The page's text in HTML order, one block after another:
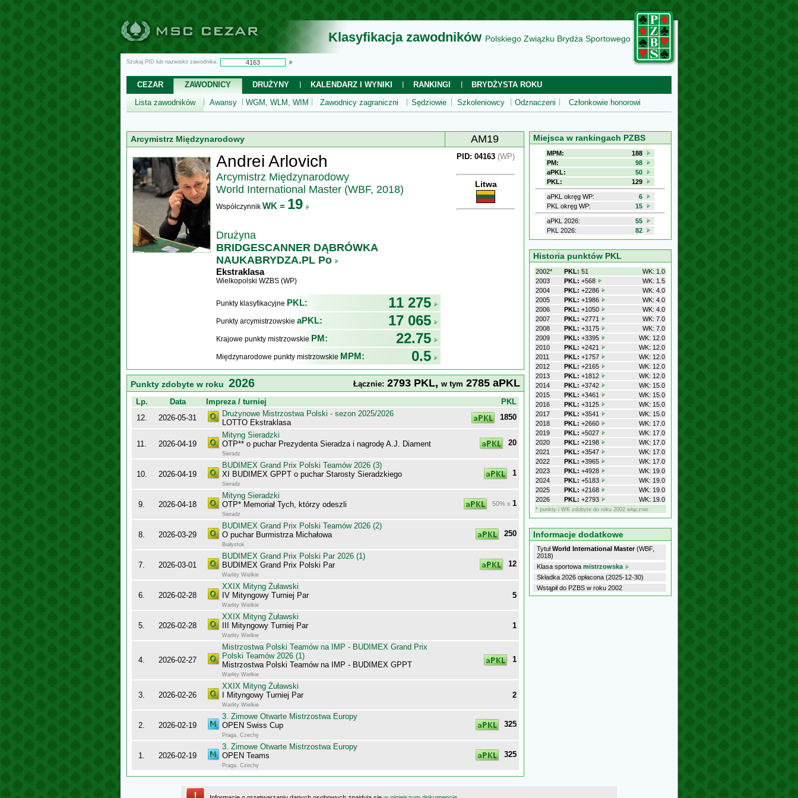
Klasyfikacja zawodników Polskiego Związku Brydża Sportowego
Szukaj PID lub nazwisko zawodnika:
CEZAR ZAWODNICY DRUŻYNY KALENDARZ I WYNIKI RANKINGI
BRYDŻYSTA ROKU
Lista zawodników
Awansy WGM, WLM, WIM Zawodnicy zagraniczni Sędziowie Szkoleniowcy Odznaczeni Członkowie honorowi
Arcymistrz Międzynarodowy AM19
Andrei Arlovich
Arcymistrz Międzynarodowy
World International Master (WBF, 2018)
Współczynnik WK = 19
Drużyna
BRIDGESCANNER DĄBRÓWKA
NAUKABRYDZA.PL Po
Ekstraklasa
Wielkopolski WZBS (WP)
Punkty klasyfikacyjne PKL: 11 275
Punkty arcymistrzowskie aPKL: 17 065
Krajowe punkty mistrzowskie PM: 22.75
Międzynarodowe punkty mistrzowskie MPM: 0.5
PID: 04163 (WP)
Litwa
Punkty zdobyte w roku 2026 Łącznie: 2793 PKL, w tym 2785 aPKL
Lp. Data Impreza / turniej
PKL
12.
2026-05-31
Drużynowe Mistrzostwa Polski - sezon 2025/2026
LOTTO Ekstraklasa
1850
11. 2026-04-19
Mityng Sieradzki
OTP** o puchar Prezydenta Sieradza i nagrodę A.J. Diament
Sieradz
20
10. 2026-04-19
BUDIMEX Grand Prix Polski Teamów 2026 (3)
XI BUDIMEX GPPT o puchar Starosty Sieradzkiego
Sieradz
1
9. 2026-04-18
Mityng Sieradzki
OTP* Memoriał Tych, którzy odeszli
Sieradz
50% x 1
8. 2026-03-29
BUDIMEX Grand Prix Polski Teamów 2026 (2)
O puchar Burmistrza Michałowa
Białystok
250
7. 2026-03-01
BUDIMEX Grand Prix Polski Par 2026 (1)
BUDIMEX Grand Prix Polski Par
Warlity Wielkie
12
6. 2026-02-28
XXIX Mityng Żuławski
IV Mityngowy Turniej Par
Warlity Wielkie
5
5. 2026-02-28
XXIX Mityng Żuławski
III Mityngowy Turniej Par
Warlity Wielkie
1
4. 2026-02-27
Mistrzostwa Polski Teamów na IMP - BUDIMEX Grand Prix
Polski Teamów 2026 (1)
Mistrzostwa Polski Teamów na IMP - BUDIMEX GPPT
Warlity Wielkie
1
3. 2026-02-26
XXIX Mityng Żuławski
I Mityngowy Turniej Par
Warlity Wielkie
2
2. 2026-02-19
3. Zimowe Otwarte Mistrzostwa Europy
OPEN Swiss Cup
Praga, Czechy
325
1. 2026-02-19
3. Zimowe Otwarte Mistrzostwa Europy
OPEN Teams
Praga, Czechy
325
Miejsca w rankingach PZBS
MPM:
188
PM:
98
aPKL:
50
PKL:
129
aPKL okręg WP:
6
PKL okręg WP:
15
aPKL 2026:
55
PKL 2026:
82
Historia punktów PKL
2002* PKL: 51
WK: 1.0
2003
PKL: +568
WK: 1.5
2004
PKL: +2286
WK: 4.0
2005
PKL: +1986
WK: 4.0
2006
PKL: +1050
WK: 4.0
2007
PKL: +2771
WK: 7.0
2008
PKL: +3175
WK: 7.0
2009
PKL: +3395
WK: 12.0
2010
PKL: +2421
WK: 12.0
2011
PKL: +1757
WK: 12.0
2012
PKL: +2165
WK: 12.0
2013
PKL: +1812
WK: 12.0
2014
PKL: +3742
WK: 15.0
2015
PKL: +3461
WK: 15.0
2016
PKL: +3125
WK: 15.0
2017
PKL: +3541
WK: 15.0
2018
PKL: +2660
WK: 17.0
2019
PKL: +5027
WK: 17.0
2020
PKL: +2198
WK: 17.0
2021
PKL: +3547
WK: 17.0
2022
PKL: +3965
WK: 17.0
2023
PKL: +4928
WK: 19.0
2024
PKL: +5183
WK: 19.0
2025
PKL: +2168
WK: 19.0
2026
PKL: +2793 WK: 19.0
* punkty i WK zdobyte do roku 2002 włącznie
Informacje dodatkowe
TytułWorld International Master(WBF,
2018)
Klasa sportowa mistrzowska
Składka 2026 opłacona (2025-12-30)
Wstąpił do PZBS w roku 2002